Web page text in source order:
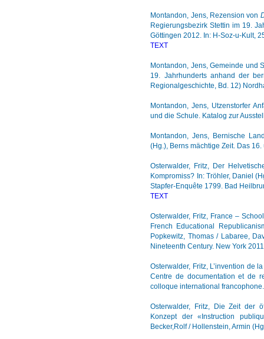
Montandon, Jens, Rezension von
Regierungsbezirk Stettin im 19.
Göttingen 2012. In: H-Soz-u-Kult,
TEXT
Montandon, Jens, Gemeinde und
19. Jahrhunderts anhand der
Regionalgeschichte, Bd. 12)
Montandon, Jens, Utzenstorfer
und die Schule. Katalog zur
Montandon, Jens, Bernische
(Hg.), Berns mächtige Zeit. Das
Osterwalder, Fritz, Der
Kompromiss? In: Tröhler, Daniel
Stapfer-Enquête 1799. Bad
TEXT
Osterwalder, Fritz, France –
French Educational
Popkewitz, Thomas / Labaree,
Nineteenth Century. New York
Osterwalder, Fritz, L’invention de
Centre de documentation et de
colloque international
Osterwalder, Fritz, Die Zeit der
Konzept der «Instruction
Becker,Rolf / Hollenstein, Armin